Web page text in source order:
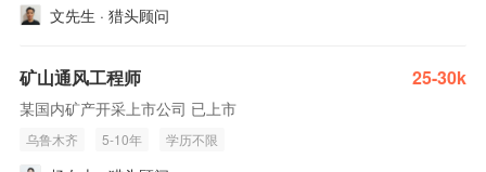
文先生 · 猎头顾问
矿山通风工程师 25-30k
某国内矿产开采上市公司 已上市
乌鲁木齐 5-10年 学历不限